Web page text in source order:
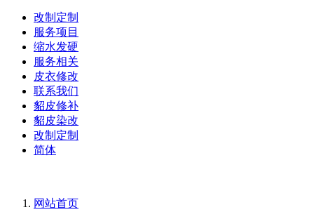
改制定制
服务项目
缩水发硬
服务相关
皮衣修改
联系我们
貂皮修补
貂皮染改
改制定制
简体
网站首页